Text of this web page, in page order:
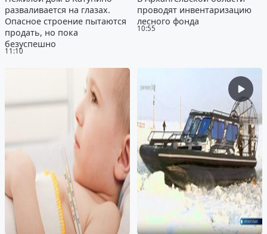
11:10
разваливается на глазах.
Опасное строение пытаются
продать, но пока
безуспешно
10:55
проводят инвентаризацию
лесного фонда